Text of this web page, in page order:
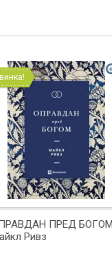
BIBLE. King James
Gift & Award